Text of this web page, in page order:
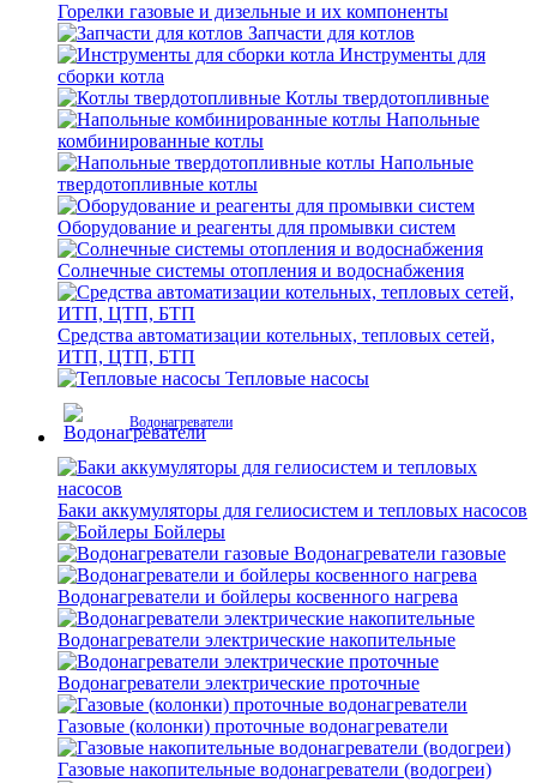
Горелки газовые и дизельные и их компоненты
Запчасти для котлов
Инструменты для
сборки котла
Котлы твердотопливные
Напольные
комбинированные котлы
Напольные
твердотопливные котлы
Оборудование и реагенты для промывки систем
Солнечные системы отопления и водоснабжения
Средства автоматизации котельных, тепловых сетей,
ИТП, ЦТП, БТП
Тепловые насосы
Водонагреватели
Баки аккумуляторы для гелиосистем и тепловых насосов
Бойлеры
Водонагреватели газовые
Водонагреватели и бойлеры косвенного нагрева
Водонагреватели электрические накопительные
Водонагреватели электрические проточные
Газовые (колонки) проточные водонагреватели
Газовые накопительные водонагреватели (водогреи)